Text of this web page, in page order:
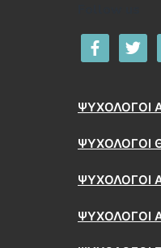
facebooktwitter
ΨΥΧΟΛΟΓΟΙ
ΨΥΧΟΛΟΓΟΙ
ΨΥΧΟΛΟΓΟΙ
ΨΥΧΟΛΟΓΟΙ